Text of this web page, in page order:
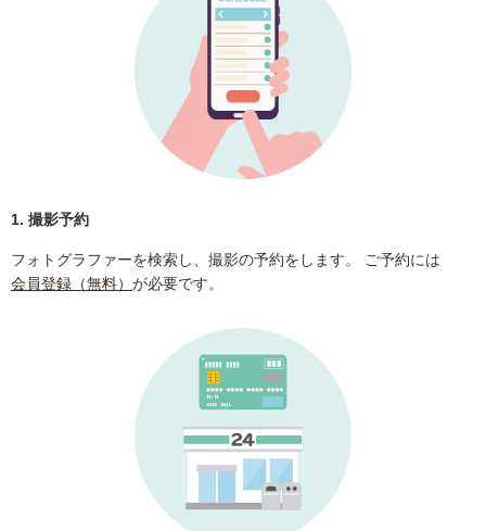
1. 撮影予約
フォトグラファーを検索し、撮影の予約をします。 ご予約には
会員登録（無料） が必要です。